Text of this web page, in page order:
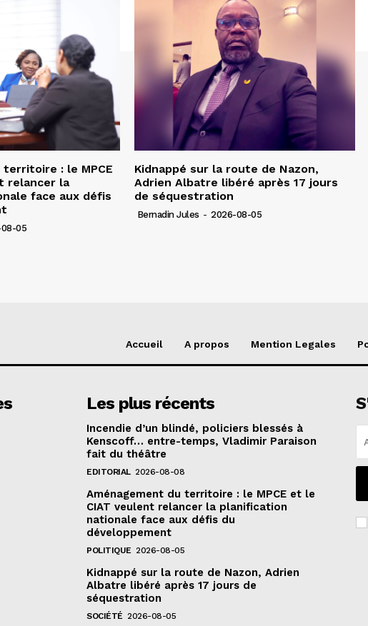
: le MPCE
relancer la
face aux défis
05
Kidnappé sur la route de Nazon,
Adrien Albatre libéré après 17 jours
de séquestration
Bernadin Jules - 2026-08-05
Accueil A propos Mention Legales
Les plus récents
Incendie d’un blindé, policiers blessés à
Kenscoff… entre-temps, Vladimir Paraison
fait du théâtre
EDITORIAL 2026-08-08
Aménagement du territoire : le MPCE et le
CIAT veulent relancer la planification
nationale face aux défis du
développement
POLITIQUE 2026-08-05
Kidnappé sur la route de Nazon, Adrien
Albatre libéré après 17 jours de
séquestration
SOCIÉTÉ 2026-08-05